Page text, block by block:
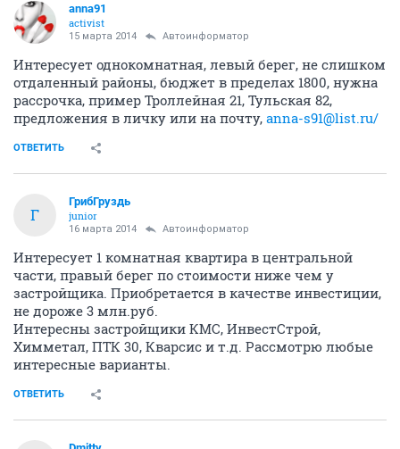
anna91
activist
15 марта 2014 Автоинформатор
Интересует однокомнатная, левый берег, не слишком
отдаленный районы, бюджет в пределах 1800, нужна
рассрочка, пример Троллейная 21, Тульская 82,
предложения в личку или на почту, anna-s91@list.ru/
ОТВЕТИТЬ
Г
ГрибГруздь
junior
16 марта 2014 Автоинформатор
Интересует 1 комнатная квартира в центральной
части, правый берег по стоимости ниже чем у
застройщика. Приобретается в качестве инвестиции,
не дороже 3 млн.руб.
Интересны застройщики КМС, ИнвестСтрой,
Химметал, ПТК 30, Кварсис и т.д. Рассмотрю любые
интересные варианты.
ОТВЕТИТЬ